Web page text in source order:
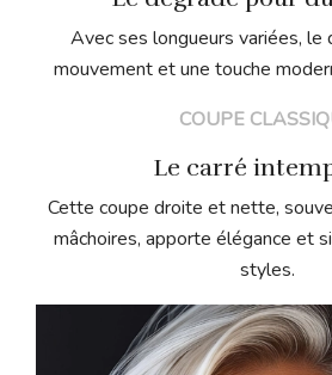
Avec ses longueurs variées, le
mouvement et une touche
COUPE
Le carré
Cette coupe droite et nette,
mâchoires, apporte élégance et
styles.